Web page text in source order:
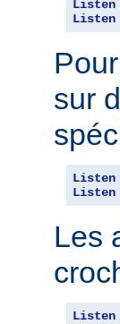
Listen
Listen
sur
Listen
Listen
Les
Listen